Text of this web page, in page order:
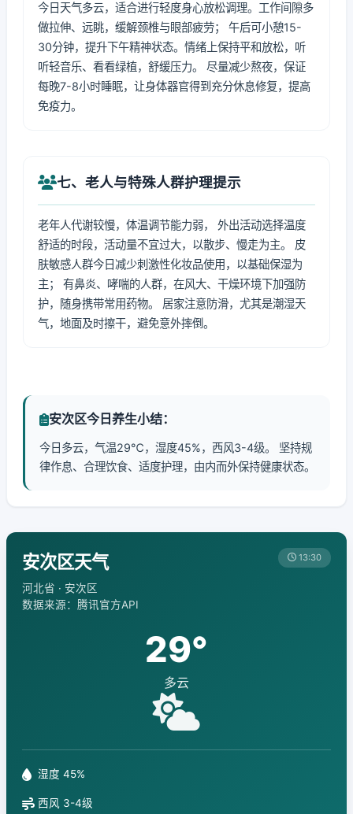
今日天气多云，适合进行轻度身心放松调理。工作间隙多
做拉伸、远眺，缓解颈椎与眼部疲劳； 午后可小憩15-
30分钟，提升下午精神状态。情绪上保持平和放松，听
听轻音乐、看看绿植，舒缓压力。 尽量减少熬夜，保证
每晚7-8小时睡眠，让身体器官得到充分休息修复，提高
免疫力。
七、老人与特殊人群护理提示
老年人代谢较慢，体温调节能力弱， 外出活动选择温度
舒适的时段，活动量不宜过大，以散步、慢走为主。 皮
肤敏感人群今日减少刺激性化妆品使用，以基础保湿为
主； 有鼻炎、哮喘的人群，在风大、干燥环境下加强防
护，随身携带常用药物。 居家注意防滑，尤其是潮湿天
气，地面及时擦干，避免意外摔倒。
安次区今日养生小结：
今日多云，气温29℃，湿度45%，西风3-4级。 坚持规
律作息、合理饮食、适度护理，由内而外保持健康状态。
安次区天气
河北省 · 安次区
数据来源：腾讯官方API
13:30
29°
多云
湿度 45%
西风 3-4级